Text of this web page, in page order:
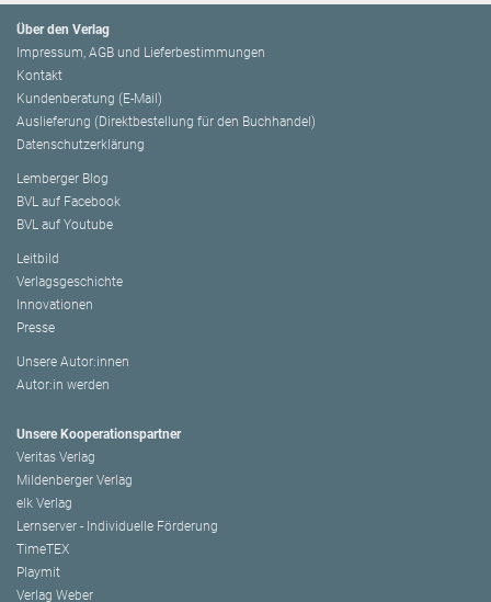
Über den Verlag
Impressum, AGB und Lieferbestimmungen
Kontakt
Kundenberatung (E-Mail)
Auslieferung (Direktbestellung für den Buchhandel)
Datenschutzerklärung
Lemberger Blog
BVL auf Facebook
BVL auf Youtube
Leitbild
Verlagsgeschichte
Innovationen
Presse
Unsere Autor:innen
Autor:in werden
Unsere Kooperationspartner
Veritas Verlag
Mildenberger Verlag
elk Verlag
Lernserver - Individuelle Förderung
TimeTEX
Playmit
Verlag Weber